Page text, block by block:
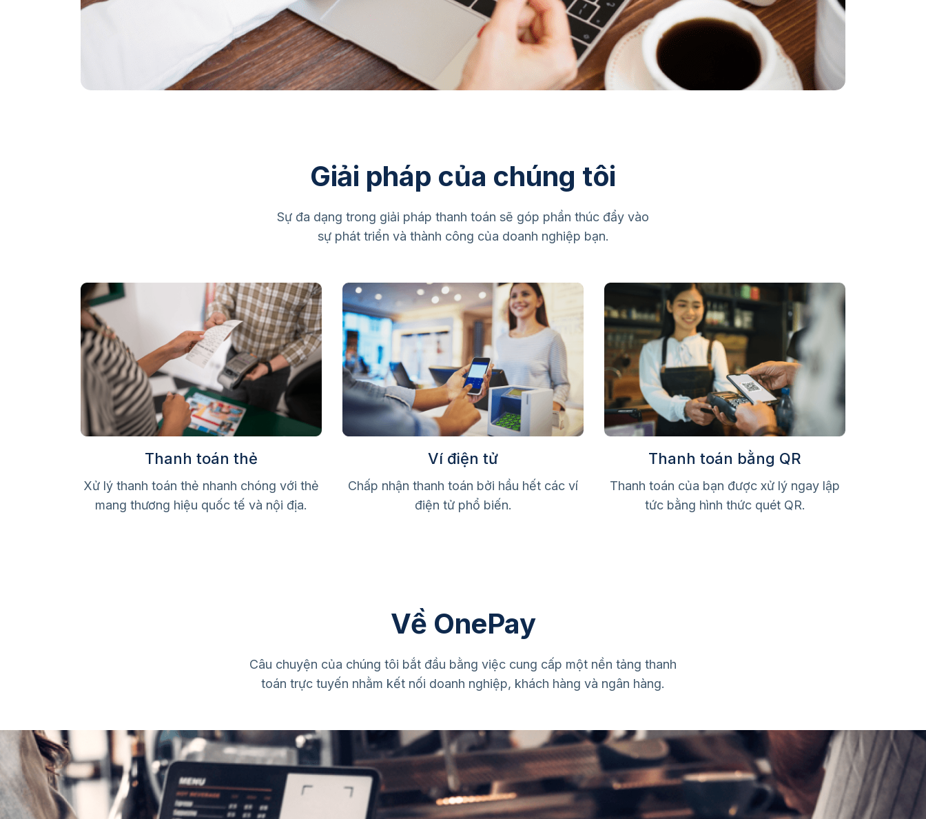
Giải pháp của chúng tôi
Sự đa dạng trong giải pháp thanh toán sẽ góp phần thúc đẩy vào
sự phát triển và thành công của doanh nghiệp bạn.
Thanh toán thẻ
Xử lý thanh toán thẻ nhanh chóng với thẻ
mang thương hiệu quốc tế và nội địa.
Ví điện tử
Chấp nhận thanh toán bởi hầu hết các ví
điện tử phổ biến.
Thanh toán bằng QR
Thanh toán của bạn được xử lý ngay lập
tức bằng hình thức quét QR.
Về OnePay
Câu chuyện của chúng tôi bắt đầu bằng việc cung cấp một nền tảng thanh
toán trực tuyến nhằm kết nối doanh nghiệp, khách hàng và ngân hàng.